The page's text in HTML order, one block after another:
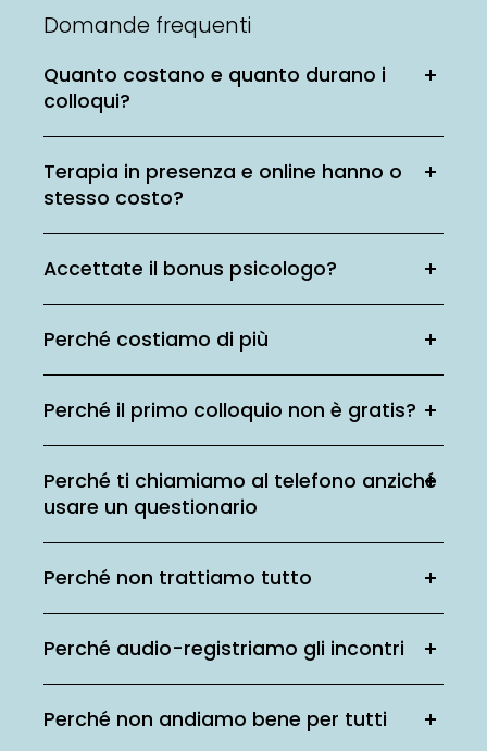
Domande frequenti
Quanto costano e quanto durano i
colloqui?
Terapia in presenza e online hanno o
stesso costo?
Accettate il bonus psicologo?
Perché costiamo di più
Perché il primo colloquio non è gratis?
Perché ti chiamiamo al telefono anziché
usare un questionario
Perché non trattiamo tutto
Perché audio-registriamo gli incontri
Perché non andiamo bene per tutti